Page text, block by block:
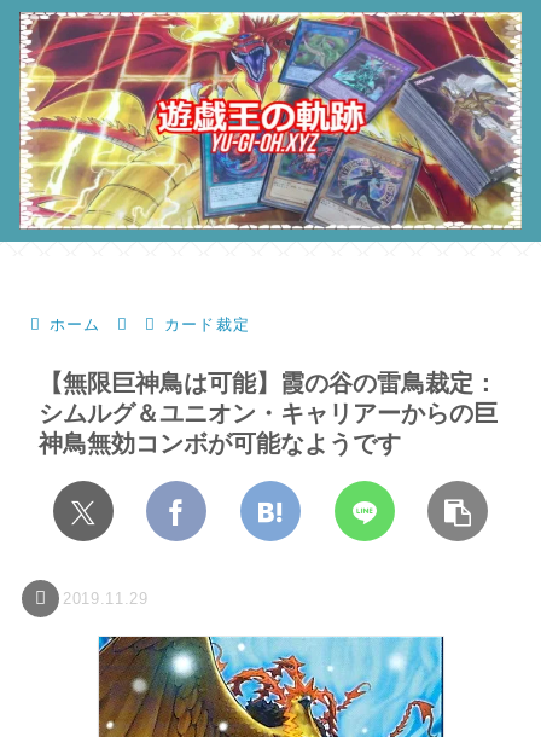
ホーム カード裁定
【無限巨神鳥は可能】霞の谷の雷鳥裁定：
シムルグ＆ユニオン・キャリアーからの巨
神鳥無効コンボが可能なようです
2019.11.29